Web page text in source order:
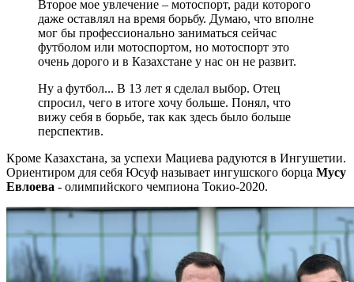
Второе мое увлечение – мотоспорт, ради которого
даже оставлял на время борьбу. Думаю, что вполне
мог бы профессионально заниматься сейчас
футболом или мотоспортом, но мотоспорт это
очень дорого и в Казахстане у нас он не развит.
Ну а футбол... В 13 лет я сделал выбор. Отец
спросил, чего в итоге хочу больше. Понял, что
вижу себя в борьбе, так как здесь было больше
перспектив.
Кроме Казахстана, за успехи Мациева радуются в Ингушетии.
Ориентиром для себя Юсуф называет ингушского борца Мусу
Евлоева - олимпийского чемпиона Токио-2020.